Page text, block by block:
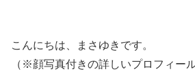
こんにちは、まさゆきです。
（※顔写真付きの詳しいプロフィー